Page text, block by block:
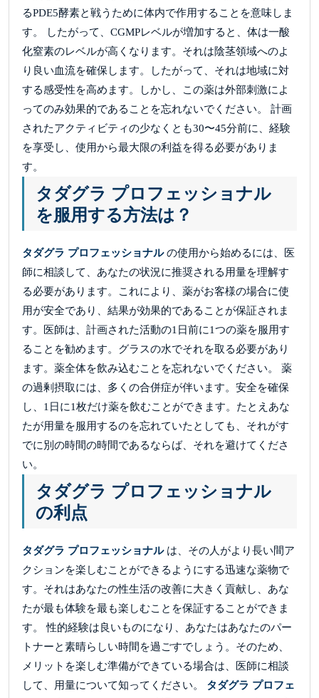
るPDE5酵素と戦うために体内で作用することを意味しま
す。 したがって、CGMPレベルが増加すると、体は一酸
化窒素のレベルが高くなります。それは陰茎領域へのよ
り良い血流を確保します。したがって、それは地域に対
する感受性を高めます。しかし、この薬は外部刺激によ
ってのみ効果的であることを忘れないでください。 計画
されたアクティビティの少なくとも30〜45分前に、経験
を享受し、使用から最大限の利益を得る必要がありま
す。
タダグラ プロフェッショナル
を服用する方法は？
タダグラ プロフェッショナルの使用から始めるには、医
師に相談して、あなたの状況に推奨される用量を理解す
る必要があります。これにより、薬がお客様の場合に使
用が安全であり、結果が効果的であることが保証されま
す。医師は、計画された活動の1日前に1つの薬を服用す
ることを勧めます。グラスの水でそれを取る必要があり
ます。薬全体を飲み込むことを忘れないでください。 薬
の過剰摂取には、多くの合併症が伴います。安全を確保
し、1日に1枚だけ薬を飲むことができます。たとえあな
たが用量を服用するのを忘れていたとしても、それがす
でに別の時間の時間であるならば、それを避けてくださ
い。
タダグラ プロフェッショナル
の利点
タダグラ プロフェッショナル は、その人がより長い間ア
クションを楽しむことができるようにする迅速な薬物で
す。それはあなたの性生活の改善に大きく貢献し、あな
たが最も体験を最も楽しむことを保証することができま
す。 性的経験は良いものになり、あなたはあなたのパー
トナーと素晴らしい時間を過ごすでしょう。そのため、
メリットを楽しむ準備ができている場合は、医師に相談
して、用量について知ってください。 タダグラ プロフェ